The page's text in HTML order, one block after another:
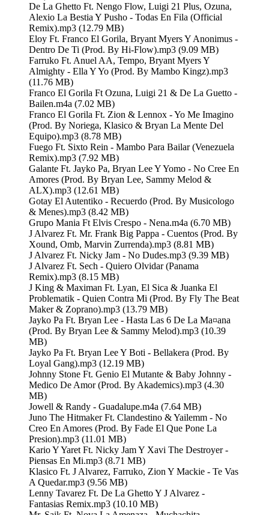
De La Ghetto Ft. Nengo Flow, Luigi 21 Plus, Ozuna,
Alexio La Bestia Y Pusho - Todas En Fila (Official
Remix).mp3 (12.79 MB)
Eloy Ft. Franco El Gorila, Bryant Myers Y Anonimus -
Dentro De Ti (Prod. By Hi-Flow).mp3 (9.09 MB)
Farruko Ft. Anuel AA, Tempo, Bryant Myers Y
Almighty - Ella Y Yo (Prod. By Mambo Kingz).mp3
(11.76 MB)
Franco El Gorila Ft Ozuna, Luigi 21 & De La Guetto -
Bailen.m4a (7.02 MB)
Franco El Gorila Ft. Zion & Lennox - Yo Me Imagino
(Prod. By Noriega, Klasico & Bryan La Mente Del
Equipo).mp3 (8.78 MB)
Fuego Ft. Sixto Rein - Mambo Para Bailar (Venezuela
Remix).mp3 (7.92 MB)
Galante Ft. Jayko Pa, Bryan Lee Y Yomo - No Cree En
Amores (Prod. By Bryan Lee, Sammy Melod &
ALX).mp3 (12.61 MB)
Gotay El Autentiko - Recuerdo (Prod. By Musicologo
& Menes).mp3 (8.42 MB)
Grupo Mania Ft Elvis Crespo - Nena.m4a (6.70 MB)
J Alvarez Ft. Mr. Frank Big Pappa - Cuentos (Prod. By
Xound, Omb, Marvin Zurrenda).mp3 (8.81 MB)
J Alvarez Ft. Nicky Jam - No Dudes.mp3 (9.39 MB)
J Alvarez Ft. Sech - Quiero Olvidar (Panama
Remix).mp3 (8.15 MB)
J King & Maximan Ft. Lyan, El Sica & Juanka El
Problematik - Quien Contra Mi (Prod. By Fly The Beat
Maker & Zoprano).mp3 (13.79 MB)
Jayko Pa Ft. Bryan Lee - Hasta Las 6 De La Ma¤ana
(Prod. By Bryan Lee & Sammy Melod).mp3 (10.39
MB)
Jayko Pa Ft. Bryan Lee Y Boti - Bellakera (Prod. By
Loyal Gang).mp3 (12.19 MB)
Johnny Stone Ft. Genio El Mutante & Baby Johnny -
Medico De Amor (Prod. By Akademics).mp3 (4.30
MB)
Jowell & Randy - Guadalupe.m4a (7.64 MB)
Juno The Hitmaker Ft. Clandestino & Yailemm - No
Creo En Amores (Prod. By Fade El Que Pone La
Presion).mp3 (11.01 MB)
Kario Y Yaret Ft. Nicky Jam Y Xavi The Destroyer -
Piensas En Mi.mp3 (8.71 MB)
Klasico Ft. J Alvarez, Farruko, Zion Y Mackie - Te Vas
A Quedar.mp3 (9.56 MB)
Lenny Tavarez Ft. De La Ghetto Y J Alvarez -
Fantasias Remix.mp3 (10.10 MB)